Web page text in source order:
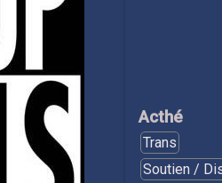
Acthé
Trans
Soutien /